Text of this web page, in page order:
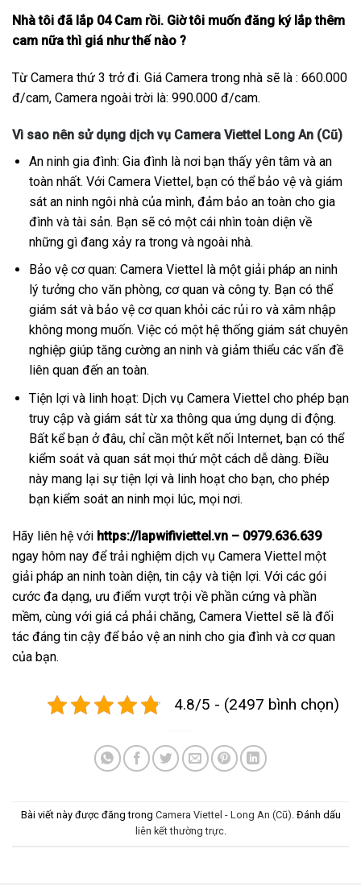
Nhà tôi đã lắp 04 Cam rồi. Giờ tôi muốn đăng ký lắp thêm
cam nữa thì giá như thế nào ?
Từ Camera thứ 3 trở đi. Giá Camera trong nhà sẽ là : 660.000
đ/cam, Camera ngoài trời là: 990.000 đ/cam.
Vì sao nên sử dụng dịch vụ Camera Viettel Long An (Cũ)
An ninh gia đình: Gia đình là nơi bạn thấy yên tâm và an
toàn nhất. Với Camera Viettel, bạn có thể bảo vệ và giám
sát an ninh ngôi nhà của mình, đảm bảo an toàn cho gia
đình và tài sản. Bạn sẽ có một cái nhìn toàn diện về
những gì đang xảy ra trong và ngoài nhà.
Bảo vệ cơ quan: Camera Viettel là một giải pháp an ninh
lý tưởng cho văn phòng, cơ quan và công ty. Bạn có thể
giám sát và bảo vệ cơ quan khỏi các rủi ro và xâm nhập
không mong muốn. Việc có một hệ thống giám sát chuyên
nghiệp giúp tăng cường an ninh và giảm thiểu các vấn đề
liên quan đến an toàn.
Tiện lợi và linh hoạt: Dịch vụ Camera Viettel cho phép bạn
truy cập và giám sát từ xa thông qua ứng dụng di động.
Bất kể bạn ở đâu, chỉ cần một kết nối Internet, bạn có thể
kiểm soát và quan sát mọi thứ một cách dễ dàng. Điều
này mang lại sự tiện lợi và linh hoạt cho bạn, cho phép
bạn kiểm soát an ninh mọi lúc, mọi nơi.
Hãy liên hệ với https://lapwifiviettel.vn – 0979.636.639
ngay hôm nay để trải nghiệm dịch vụ Camera Viettel một
giải pháp an ninh toàn diện, tin cậy và tiện lợi. Với các gói
cước đa dạng, ưu điểm vượt trội về phần cứng và phần
mềm, cùng với giá cả phải chăng, Camera Viettel sẽ là đối
tác đáng tin cậy để bảo vệ an ninh cho gia đình và cơ quan
của bạn.
4.8/5 - (2497 bình chọn)
Bài viết này được đăng trong Camera Viettel - Long An (Cũ). Đánh dấu
liên kết thường trực.